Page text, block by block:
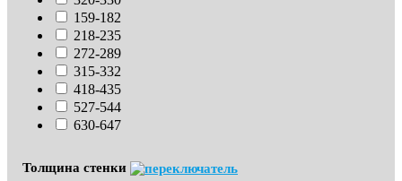
159-182
218-235
272-289
315-332
418-435
527-544
630-647
Толщина стенки